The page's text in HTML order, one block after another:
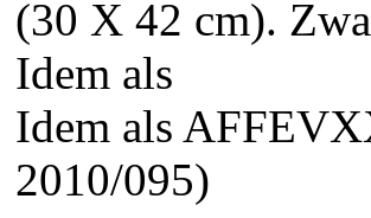
(30 X 42 cm).
Idem als
Idem als
2010/095)